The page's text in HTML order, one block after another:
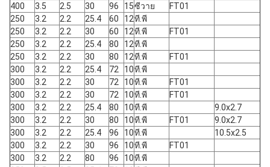
400
3.5 2.5 30 96 15ซีวาย
FT01
250
3.2 2.2 25.4 60 12ที.พี
250
3.2 2.2 30 60 12ที.พี
FT01
250
3.2 2.2 25.4 80 12ที.พี
250
3.2 2.2 30 80 12ที.พี
FT01
300
3.2 2.2 25.4 72 10ที.พี
300
3.2 2.2 30 72 10ที.พี
FT01
300
3.2 2.2 30 72 10ที.พี
FT01
300
3.2 2.2 25.4 80 10ที.พี
9.0x2.7
300
3.2 2.2 30 80 10ที.พี FT01
9.0x2.7
300
3.2 2.2 25.4 96 10ที.พี
10.5x2.5
300
3.2 2.2 30 96 10ที.พี
FT01
300
3.2 2.2 80 96 10ที.พี